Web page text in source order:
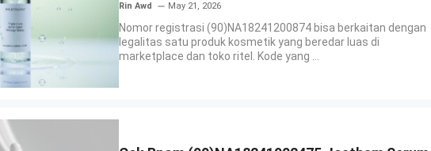
Rin Awd May 21, 2026
Nomor registrasi (90)NA18241200874 bisa berkaitan dengan
legalitas satu produk kosmetik yang beredar luas di
marketplace dan toko ritel. Kode yang ...